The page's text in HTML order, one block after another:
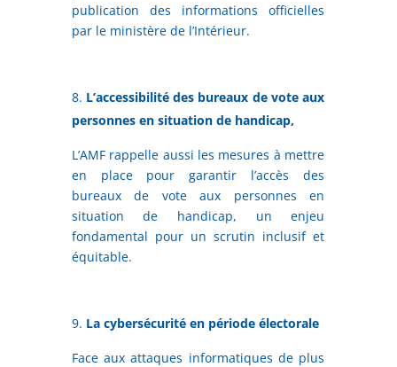
publication des informations officielles
par le ministère de l’Intérieur.
L’accessibilité des bureaux de vote aux
personnes en situation de handicap,
L’AMF rappelle aussi les mesures à mettre
en place pour garantir l’accès des
bureaux de vote aux personnes en
situation de handicap, un enjeu
fondamental pour un scrutin inclusif et
équitable.
La cybersécurité en période électorale
Face aux attaques informatiques de plus